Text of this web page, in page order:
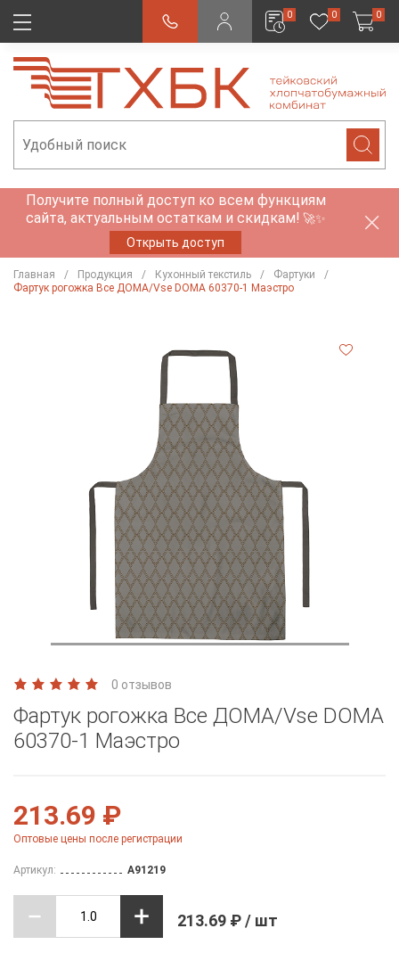
0 0 0
Получите полный доступ ко всем функциям
сайта, актуальным остаткам и скидкам! 🚀✨
Открыть доступ
Главная Продукция Кухонный текстиль
Фартуки
Фартук рогожка Все ДОМА/Vse DOMA 60370-1 Маэстро
0 отзывов
Фартук рогожка Все ДОМА/Vse DOMA
60370-1 Маэстро
213.69 ₽
Оптовые цены после регистрации
Артикул: A91219
213.69 ₽ / шт